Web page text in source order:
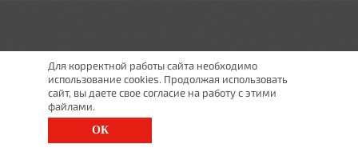
Для корректной работы сайта необходимо
использование cookies. Продолжая использовать
сайт, вы даете свое согласие на работу с этими
файлами.
ОК